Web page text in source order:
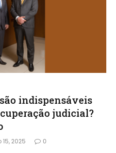
indispensáveis
judicial?
2025 0